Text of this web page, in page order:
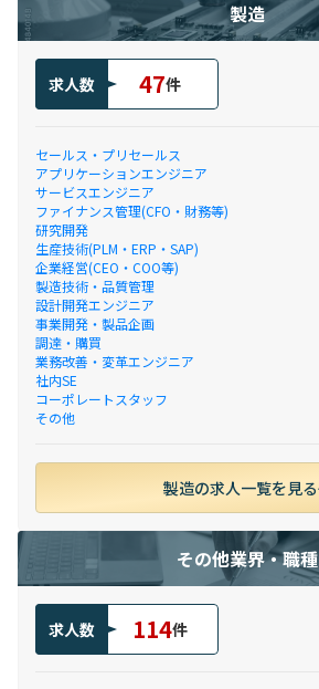
製造
求人数 47件
セールス・プリセールス
アプリケーションエンジニア
サービスエンジニア
ファイナンス管理(CFO・財務等)
研究開発
生産技術(PLM・ERP・SAP)
企業経営(CEO・COO等)
製造技術・品質管理
設計開発エンジニア
事業開発・製品企画
調達・購買
業務改善・変革エンジニア
社内SE
コーポレートスタッフ
その他
製造の求人一覧を見る
その他業界・職種
求人数 114件